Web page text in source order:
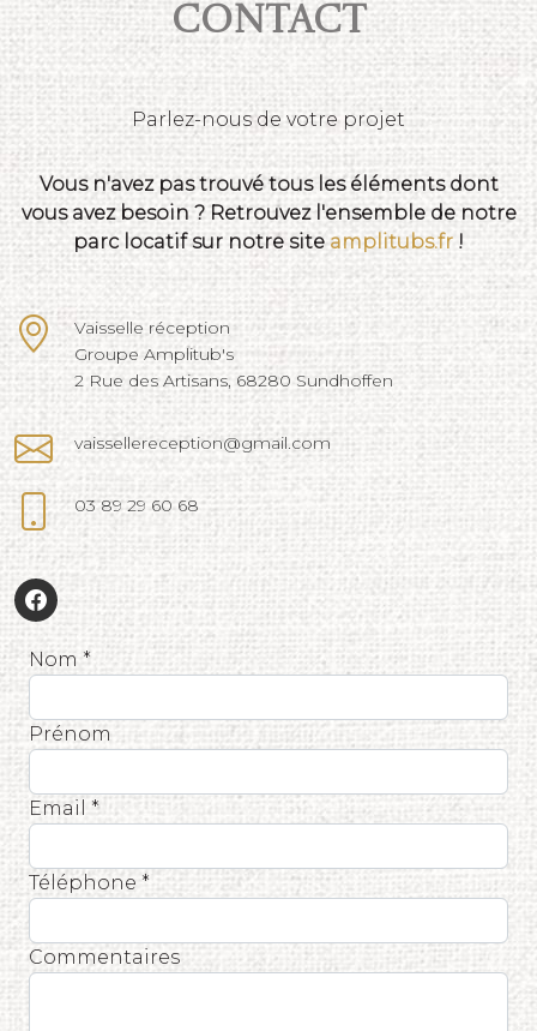
Contact
Parlez-nous de votre projet
Vous n'avez pas trouvé tous les éléments dont
vous avez besoin ? Retrouvez l'ensemble de notre
parc locatif sur notre site amplitubs.fr !
Vaisselle réception
Groupe Amplitub's
2 Rue des Artisans, 68280 Sundhoffen
vaissellereception@gmail.com
03 89 29 60 68
Nom *
Prénom
Email *
Téléphone *
Commentaires